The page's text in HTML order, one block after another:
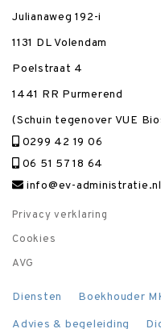
Julianaweg 192-i
1131 DL Volendam
Poelstraat 4
1441 RR Purmerend
(Schuin tegenover VUE
0299 42 19 06
06 51 57 18 64
info@ev-administratie.nl
Privacy verklaring
Cookies
AVG
Diensten Boekhouder
Advies & begeleiding